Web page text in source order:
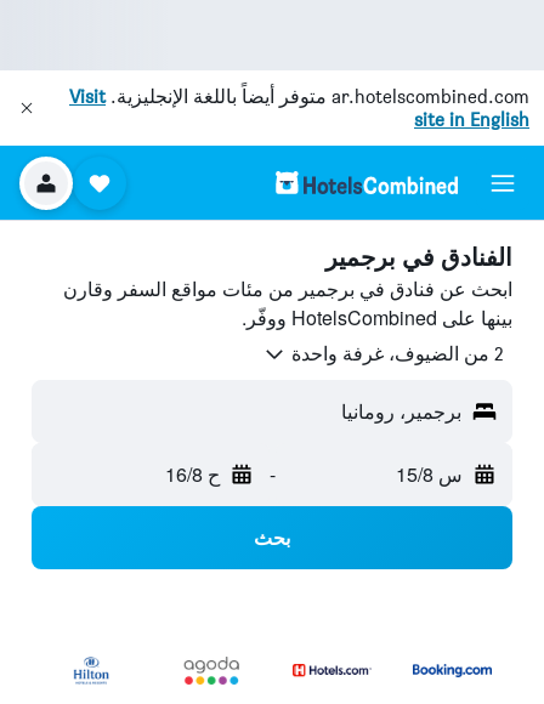
ar.hotelscombined.com متوفر أيضاً باللغة الإنجليزية.Visit
site in English
الفنادق في برجمير
ابحث عن فنادق في برجمير من مئات مواقع السفر وقارن
بينها على HotelsCombined ووفّر.
2 من الضيوف، غرفة واحدة
برجمير، رومانيا
س 15/8 - ح 16/8
بحث